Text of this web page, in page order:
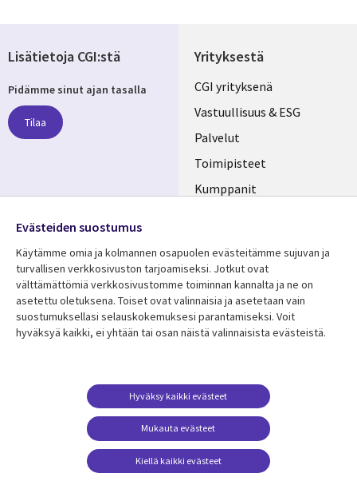
Yrityksestä
Useful
links
FINLAND
CGI yrityksenä
Vastuullisuus & ESG
Palvelut
Toimipisteet
Kumppanit
Resurssikeskus
Library
FINLAND
Asiakastarinat
Lisätietoa
Legal
Tietosuoja
Käyttöehdot
Yhteystiedot
Evästeasetuksesi
Lisätietoja CGI:stä
Pidämme sinut ajan tasalla
Tilaa
Media
FINLAND
Evästeiden suostumus
Käytämme omia ja kolmannen osapuolen evästeitämme sujuvan ja
turvallisen verkkosivuston tarjoamiseksi. Jotkut ovat
välttämättömiä verkkosivustomme toiminnan kannalta ja ne on
asetettu oletuksena. Toiset ovat valinnaisia ​​ja asetetaan vain
suostumuksellasi selauskokemuksesi parantamiseksi. Voit
hyväksyä kaikki, ei yhtään tai osan näistä valinnaisista evästeistä.
Mukauta evästeet
Hyväksy kaikki evästeet
Kiellä kaikki evästeet